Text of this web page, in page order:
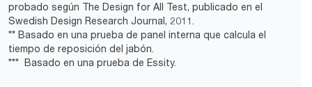
probado según The Design for All Test, publicado en el
Swedish Design Research Journal, 2011.
** Basado en una prueba de panel interna que calcula el
tiempo de reposición del jabón.
*** Basado en una prueba de Essity.